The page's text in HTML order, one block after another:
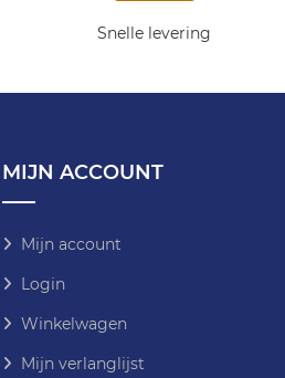
Snelle levering
MIJN ACCOUNT
Mijn account
Login
Winkelwagen
Mijn verlanglijst